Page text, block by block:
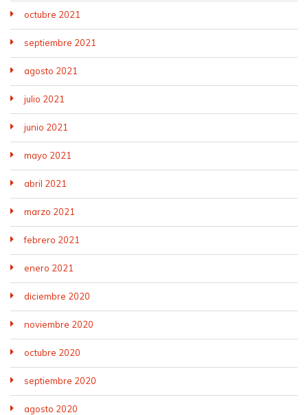
octubre 2021
septiembre 2021
agosto 2021
julio 2021
junio 2021
mayo 2021
abril 2021
marzo 2021
febrero 2021
enero 2021
diciembre 2020
noviembre 2020
octubre 2020
septiembre 2020
agosto 2020